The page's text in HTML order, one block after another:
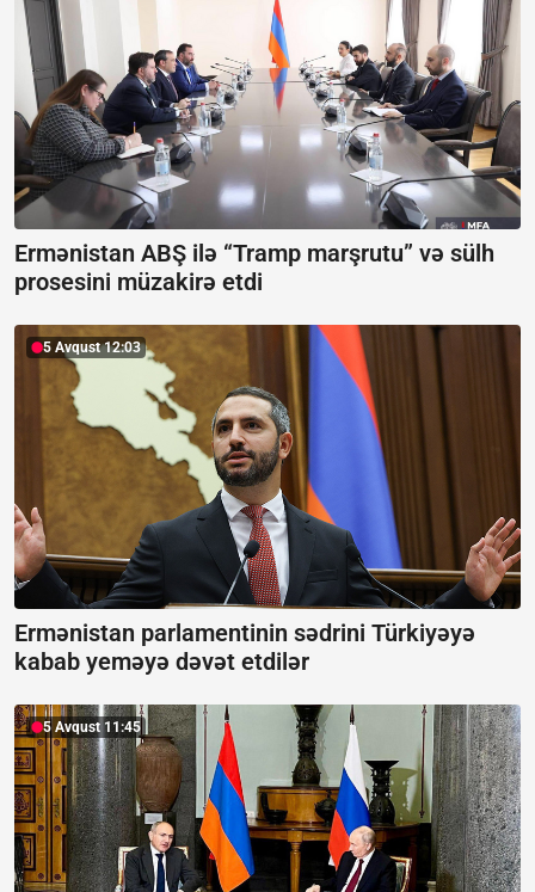
Ermənistan ABŞ ilə “Tramp marşrutu” və sülh
prosesini müzakirə etdi
5 Avqust 12:03
Ermənistan parlamentinin sədrini Türkiyəyə
kabab yeməyə dəvət etdilər
5 Avqust 11:45